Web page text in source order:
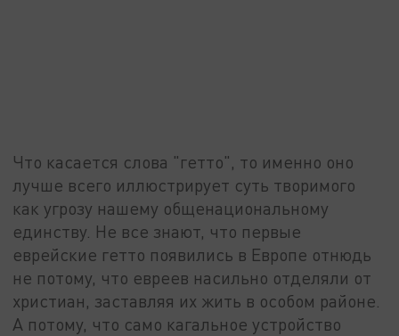
Что касается слова "гетто", то именно оно
лучше всего иллюстрирует суть творимого
как угрозу нашему общенациональному
единству. Не все знают, что первые
еврейские гетто появились в Европе отнюдь
не потому, что евреев насильно отделяли от
христиан, заставляя их жить в особом районе.
А потому, что само кагальное устройство